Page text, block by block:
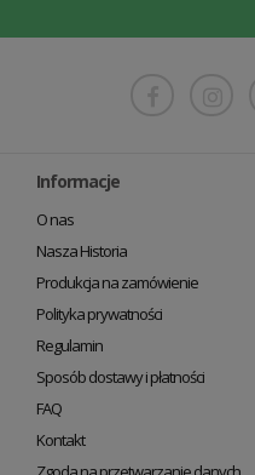
Informacje
O nas
Nasza Historia
Produkcja na zamówienie
Polityka prywatności
Regulamin
Sposób dostawy i płatności
FAQ
Kontakt